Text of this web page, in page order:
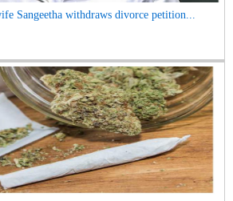
Sangeetha withdraws divorce petition...